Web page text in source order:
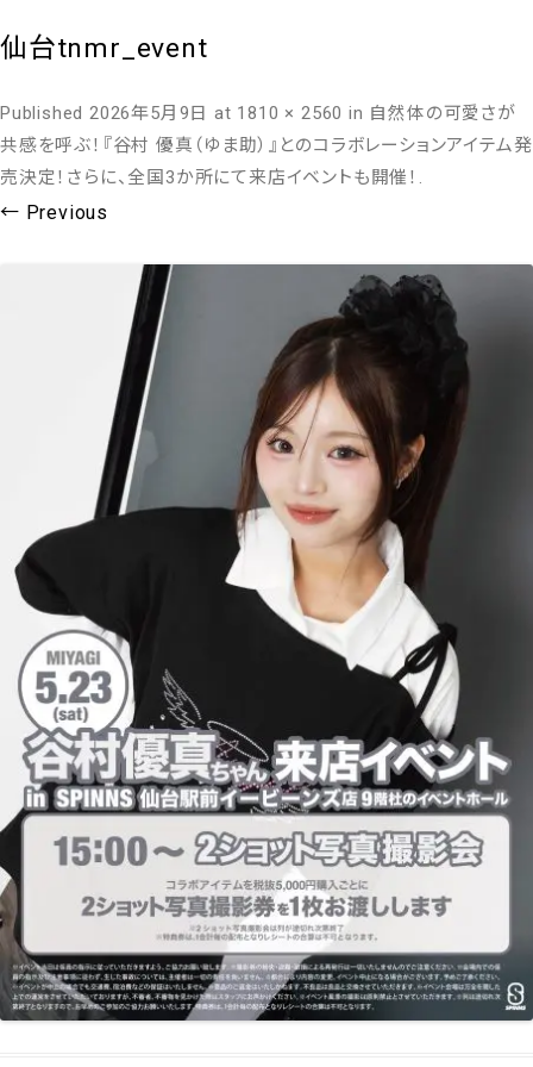
仙台tnmr_event
Published 2026年5月9日 at 1810 × 2560 in 自然体の可愛さが
共感を呼ぶ！『谷村 優真（ゆま助）』とのコラボレーションアイテム発
売決定！さらに、全国3か所にて来店イベントも開催！ .
← Previous